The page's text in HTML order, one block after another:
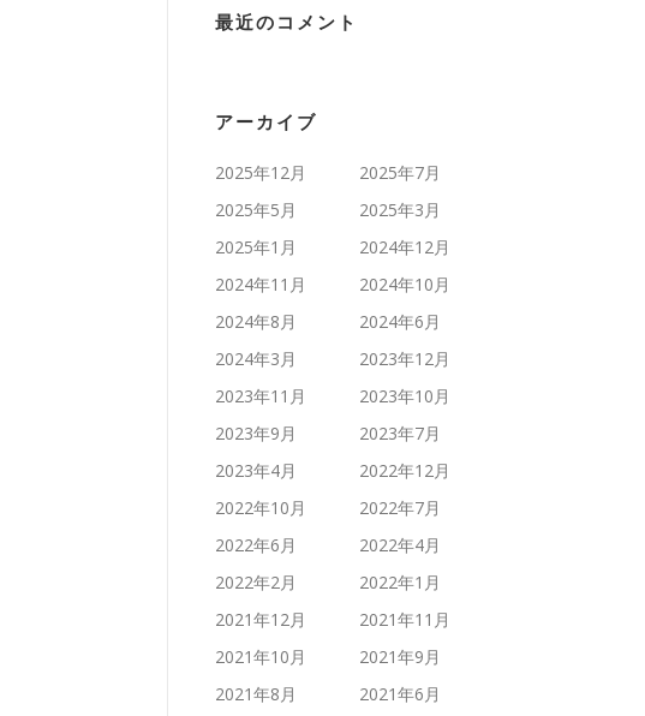
最近のコメント
アーカイブ
2025年12月
2025年7月
2025年5月
2025年3月
2025年1月
2024年12月
2024年11月
2024年10月
2024年8月
2024年6月
2024年3月
2023年12月
2023年11月
2023年10月
2023年9月
2023年7月
2023年4月
2022年12月
2022年10月
2022年7月
2022年6月
2022年4月
2022年2月
2022年1月
2021年12月
2021年11月
2021年10月
2021年9月
2021年8月
2021年6月